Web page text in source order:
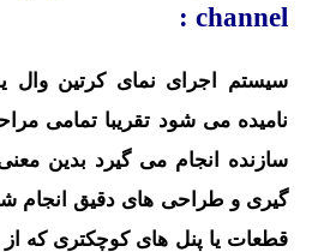
channel :
سیستم اجرای نمای کرتین وال
نامیده می شود تقریبا تمامی
سازنده انجام می گیرد بدین
گیری و طراحی های دقیق انجام
قطعات یا پنل های کوچکتری که از